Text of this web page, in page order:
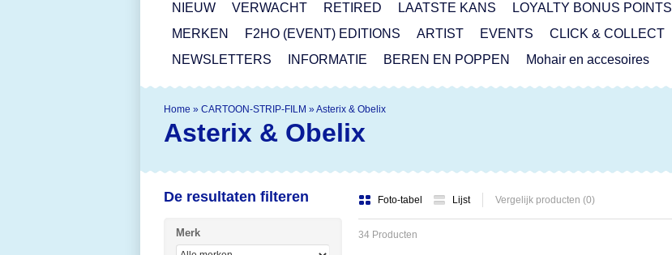
NIEUW
VERWACHT RETIRED LAATSTE KANS
LOYALTY BONUS POINTS
MERKEN
F2HO (EVENT) EDITIONS ARTIST EVENTS
CLICK & COLLECT
NEWSLETTERS
INFORMATIE BEREN EN POPPEN Mohair en accesoires
Home » CARTOON-STRIP-FILM »Asterix & Obelix
Asterix & Obelix
Foto-tabel Lijst Vergelijk producten (0)
34 Producten
De resultaten filteren
Merk